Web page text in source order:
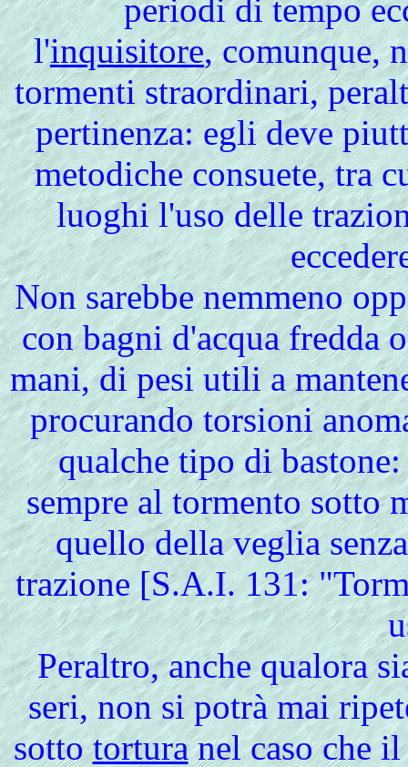
periodi di tempo
l'inquisitore, comunque,
tormenti straordinari,
pertinenza: egli deve
metodiche consuete, tra
luoghi l'uso delle
Nonsarebbe nemmeno
con bagni d'acqua fredda
mani, di pesi utili a
procurando torsioni
qualche tipo di
sempre al tormento sotto
quello della veglia
trazione [S.A.I. 131:
Peraltro, anche qualora
seri, non si potrà mai
sottotorturanel caso che il